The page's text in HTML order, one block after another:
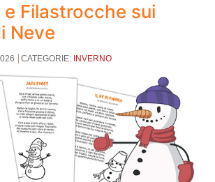
e Filastrocche sui
Neve
CATEGORIE: INVERNO